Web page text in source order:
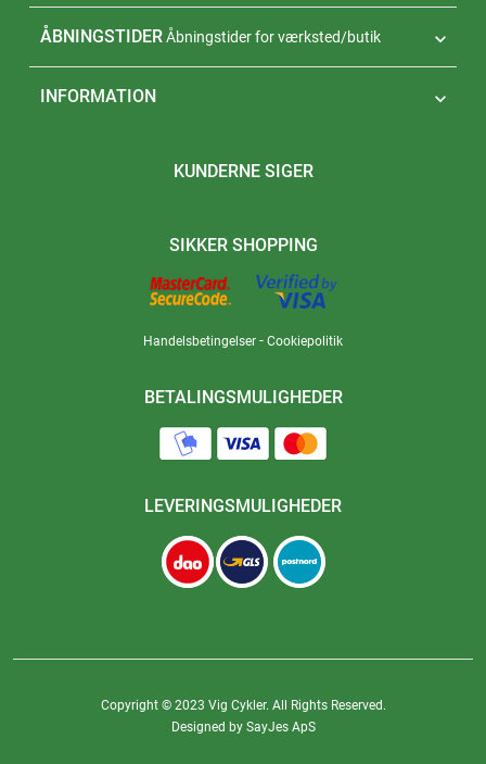
ÅBNINGSTIDER 
Åbningstider for værksted/butik
INFORMATION 
KUNDERNE SIGER
SIKKER SHOPPING
Handelsbetingelser - Cookiepolitik
BETALINGSMULIGHEDER
LEVERINGSMULIGHEDER
Copyright © 2023 Vig Cykler. All Rights Reserved.
Designed by SayJes ApS